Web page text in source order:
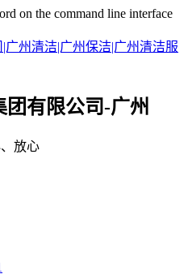
on the command line interface
有限公司-广州
放心